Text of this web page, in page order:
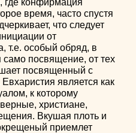
где конфирмация
время, часто спустя
что следует
от
т.е. особый обряд, в
само посвящение, от тех
посвященный с
является как
к которому
христиане,
Вкушая плоть и
приемлет